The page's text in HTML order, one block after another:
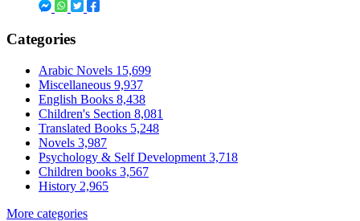
Categories
Arabic Novels 15,699
Miscellaneous 9,937
English Books 8,438
Children's Section 8,081
Translated Books 5,248
Novels 3,987
Psychology & Self Development 3,718
Children books 3,567
History 2,965
More categories